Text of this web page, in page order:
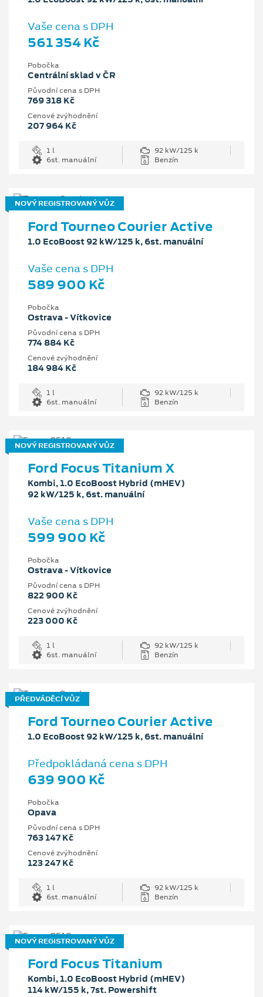
Vaše cena s DPH
561 354 Kč
Pobočka
Centrální sklad v ČR
Původní cena s DPH
769 318 Kč
Cenové zvýhodnění
207 964 Kč
1 l
92 kW/125 k
6st. manuální
Benzín
NOVÝ REGISTROVANÝ VŮZ
Ford Tourneo Courier Active
1.0 EcoBoost 92 kW/125 k, 6st. manuální
Vaše cena s DPH
589 900 Kč
Pobočka
Ostrava - Vítkovice
Původní cena s DPH
774 884 Kč
Cenové zvýhodnění
184 984 Kč
1 l
92 kW/125 k
6st. manuální
Benzín
NOVÝ REGISTROVANÝ VŮZ
Ford Focus Titanium X
Kombi, 1.0 EcoBoost Hybrid (mHEV)
92 kW/125 k, 6st. manuální
Vaše cena s DPH
599 900 Kč
Pobočka
Ostrava - Vítkovice
Původní cena s DPH
822 900 Kč
Cenové zvýhodnění
223 000 Kč
1 l
92 kW/125 k
6st. manuální
Benzín
PŘEDVÁDĚCÍ VŮZ
Ford Tourneo Courier Active
1.0 EcoBoost 92 kW/125 k, 6st. manuální
Předpokládaná cena s DPH
639 900 Kč
Pobočka
Opava
Původní cena s DPH
763 147 Kč
Cenové zvýhodnění
123 247 Kč
1 l
92 kW/125 k
6st. manuální
Benzín
NOVÝ REGISTROVANÝ VŮZ
Ford Focus Titanium
Kombi, 1.0 EcoBoost Hybrid (mHEV)
114 kW/155 k, 7st. Powershift